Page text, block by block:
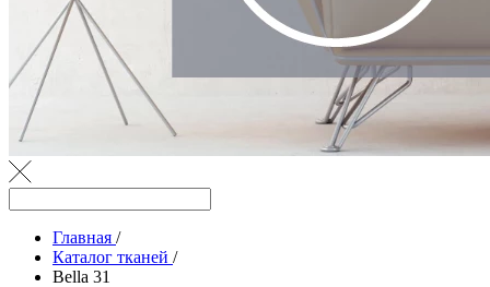
Главная /
Каталог тканей /
Bella 31